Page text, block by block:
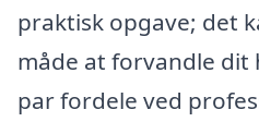
praktisk opgave; det
måde at forvandle dit
par fordele ved